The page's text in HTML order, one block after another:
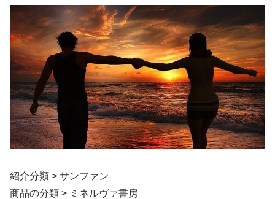
紹介分類 > サンファン
商品の分類 > ミネルヴァ書房